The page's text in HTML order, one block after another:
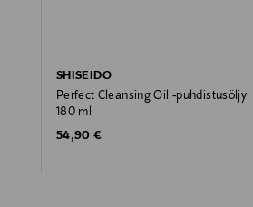
SHISEIDO
Perfect Cleansing Oil -puhdistusöljy
180 ml
Original Price
54,90 €